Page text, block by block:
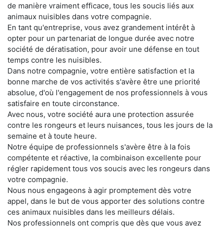
de manière vraiment efficace, tous les soucis liés aux
animaux nuisibles dans votre compagnie.
En tant qu'entreprise, vous avez grandement intérêt à
opter pour un partenariat de longue durée avec notre
société de dératisation, pour avoir une défense en tout
temps contre les nuisibles.
Dans notre compagnie, votre entière satisfaction et la
bonne marche de vos activités s'avère être une priorité
absolue, d'où l'engagement de nos professionnels à vous
satisfaire en toute circonstance.
Avec nous, votre société aura une protection assurée
contre les rongeurs et leurs nuisances, tous les jours de la
semaine et à toute heure.
Notre équipe de professionnels s'avère être à la fois
compétente et réactive, la combinaison excellente pour
régler rapidement tous vos soucis avec les rongeurs dans
votre compagnie.
Nous nous engageons à agir promptement dès votre
appel, dans le but de vous apporter des solutions contre
ces animaux nuisibles dans les meilleurs délais.
Nos professionnels ont compris que dès que vous avez